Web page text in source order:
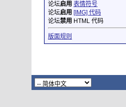
论坛启用 表情符号
论坛启用 [IMG] 代码
论坛禁用 HTML 代码
版面规则